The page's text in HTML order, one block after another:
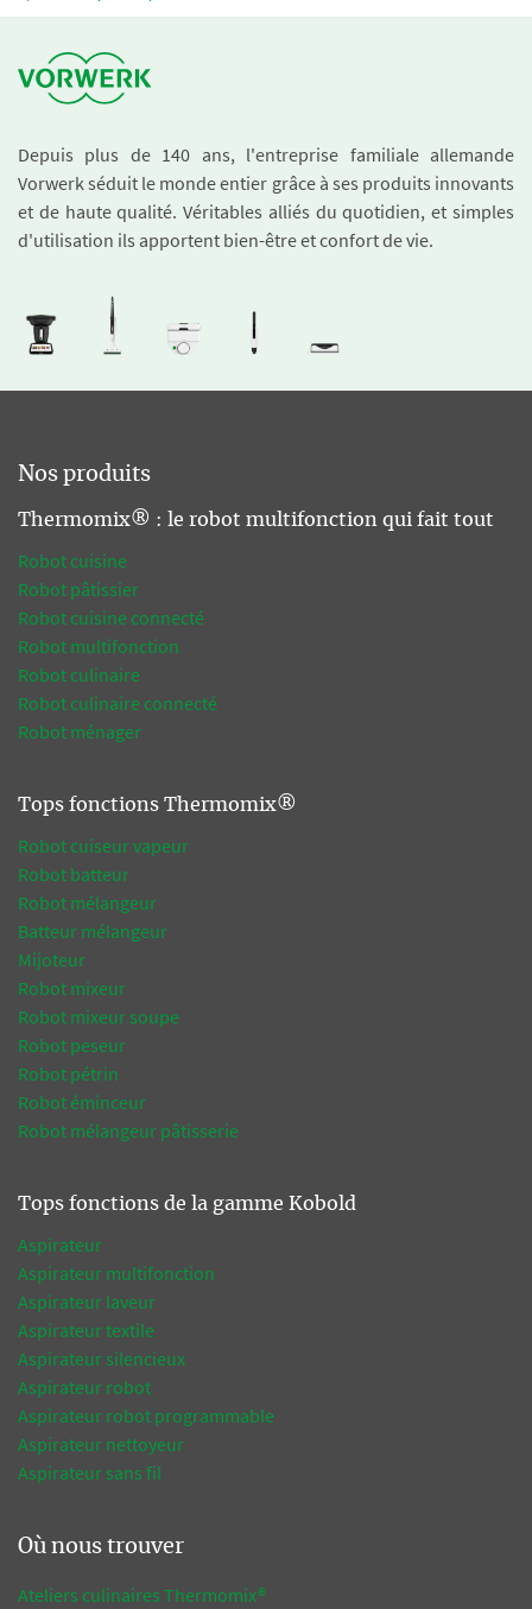
Depuis plus de 140 ans, l'entreprise familiale allemande
Vorwerk séduit le monde entier grâce à ses produits innovants
et de haute qualité. Véritables alliés du quotidien, et simples
d'utilisation ils apportent bien-être et confort de vie.
Nos produits
Thermomix® : le robot multifonction qui fait tout
Robot cuisine
Robot pâtissier
Robot cuisine connecté
Robot multifonction
Robot culinaire
Robot culinaire connecté
Robot ménager
Tops fonctions Thermomix®
Robot cuiseur vapeur
Robot batteur
Robot mélangeur
Batteur mélangeur
Mijoteur
Robot mixeur
Robot mixeur soupe
Robot peseur
Robot pétrin
Robot éminceur
Robot mélangeur pâtisserie
Tops fonctions de la gamme Kobold
Aspirateur
Aspirateur multifonction
Aspirateur laveur
Aspirateur textile
Aspirateur silencieux
Aspirateur robot
Aspirateur robot programmable
Aspirateur nettoyeur
Aspirateur sans fil
Où nous trouver
Ateliers culinaires Thermomix®